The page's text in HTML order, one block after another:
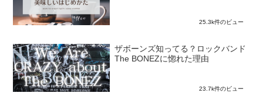
25.3k件のビュー
ザボーンズ知ってる？ロックバンド
The BONEZに惚れた理由
23.7k件のビュー